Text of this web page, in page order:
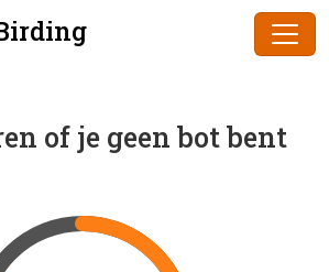
of je geen bot bent